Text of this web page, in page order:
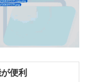
便利